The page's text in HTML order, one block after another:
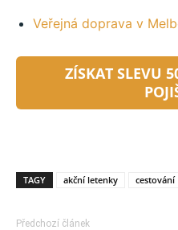
Veřejná doprava v
ZÍSKAT SLEVU
TAGY akční letenky cestování
Předchozí článek